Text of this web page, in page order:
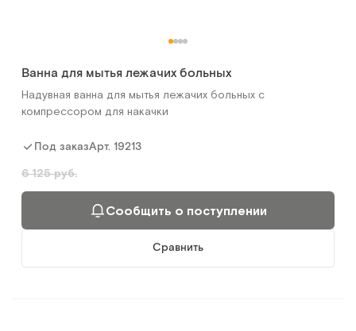
Ванна для мытья лежачих больных
Надувная ванна для мытья лежачих больных с
компрессором для накачки
Под заказАрт. 19213
6 125 руб.
Сообщить о поступлении
Сравнить